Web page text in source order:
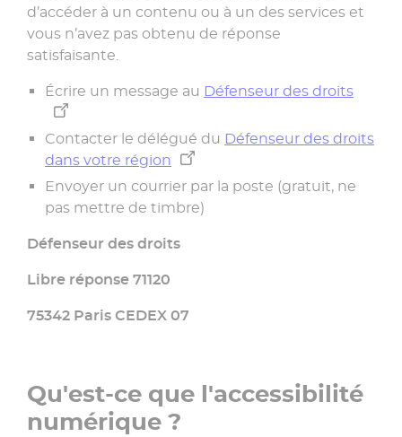
d’accéder à un contenu ou à un des services et
vous n’avez pas obtenu de réponse
satisfaisante.
Écrire un message au Défenseur des droits
Contacter le délégué du Défenseur des droits
dans votre région
Envoyer un courrier par la poste (gratuit, ne
pas mettre de timbre)
Défenseur des droits
Libre réponse 71120
75342 Paris CEDEX 07
Qu'est-ce que l'accessibilité
numérique ?